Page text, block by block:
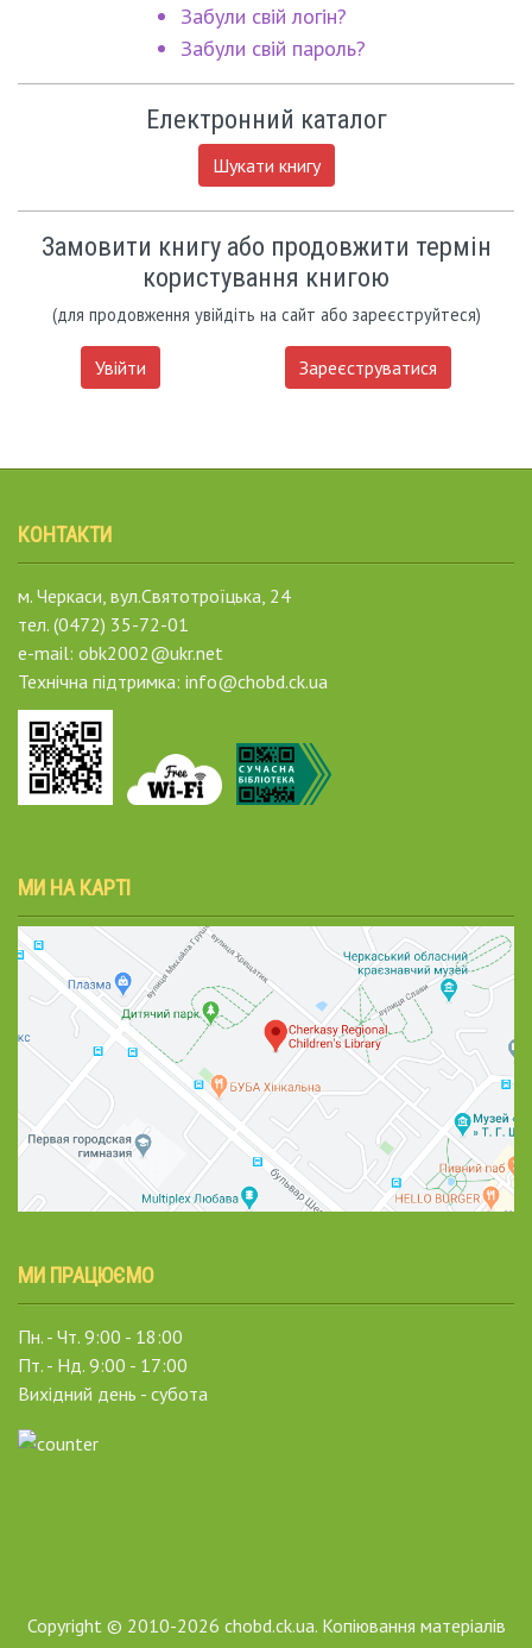
Забули свій логін?
Забули свій пароль?
Електронний каталог
Шукати книгу
Замовити книгу або продовжити термін
користування книгою
(для продовження увійдіть на сайт або зареєструйтеся)
Увійти Зареєструватися
КОНТАКТИ
м. Черкаси, вул.Святотроїцька, 24
тел. (0472) 35-72-01
e-mail: obk2002@ukr.net
Технічна підтримка: info@chobd.ck.ua
МИ НА КАРТІ
МИ ПРАЦЮЄМО
Пн. - Чт. 9:00 - 18:00
Пт. - Нд. 9:00 - 17:00
Вихідний день - субота
Copyright © 2010-2026 chobd.ck.ua. Копіювання матеріалів